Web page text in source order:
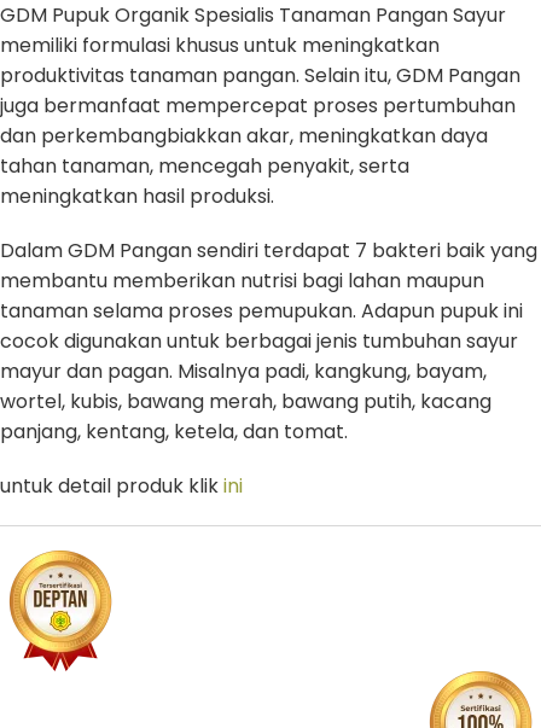
GDM Pupuk Organik Spesialis Tanaman Pangan Sayur
memiliki formulasi khusus untuk meningkatkan
produktivitas tanaman pangan. Selain itu, GDM Pangan
juga bermanfaat mempercepat proses pertumbuhan
dan perkembangbiakkan akar, meningkatkan daya
tahan tanaman, mencegah penyakit, serta
meningkatkan hasil produksi.
Dalam GDM Pangan sendiri terdapat 7 bakteri baik yang
membantu memberikan nutrisi bagi lahan maupun
tanaman selama proses pemupukan. Adapun pupuk ini
cocok digunakan untuk berbagai jenis tumbuhan sayur
mayur dan pagan. Misalnya padi, kangkung, bayam,
wortel, kubis, bawang merah, bawang putih, kacang
panjang, kentang, ketela, dan tomat.
untuk detail produk klikini